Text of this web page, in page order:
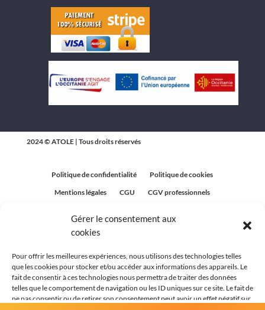
Gérer le consentement aux
cookies
Pour offrir les meilleures expériences, nous utilisons des technologies telles
que les cookies pour stocker et/ou accéder aux informations des appareils. Le
fait de consentir à ces technologies nous permettra de traiter des données
telles que le comportement de navigation ou les ID uniques sur ce site. Le fait de
ne pas consentir ou de retirer son consentement peut avoir un effet négatif sur
2024 © ATOLE | Tous droits réservés
Politique de confidentialité
Politique de cookies
Mentions légales
CGU
CGV professionnels
Politique relative aux avis clients